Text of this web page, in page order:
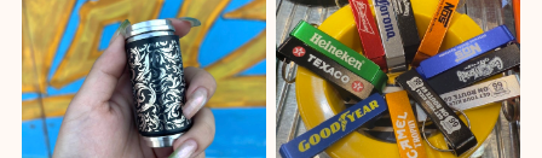
会があれば是非宜しくお願いします。
【OLD SPICE】オールドスパイス フレグランスバー(スティック型) 50ml
キャプテン
2026/07/22